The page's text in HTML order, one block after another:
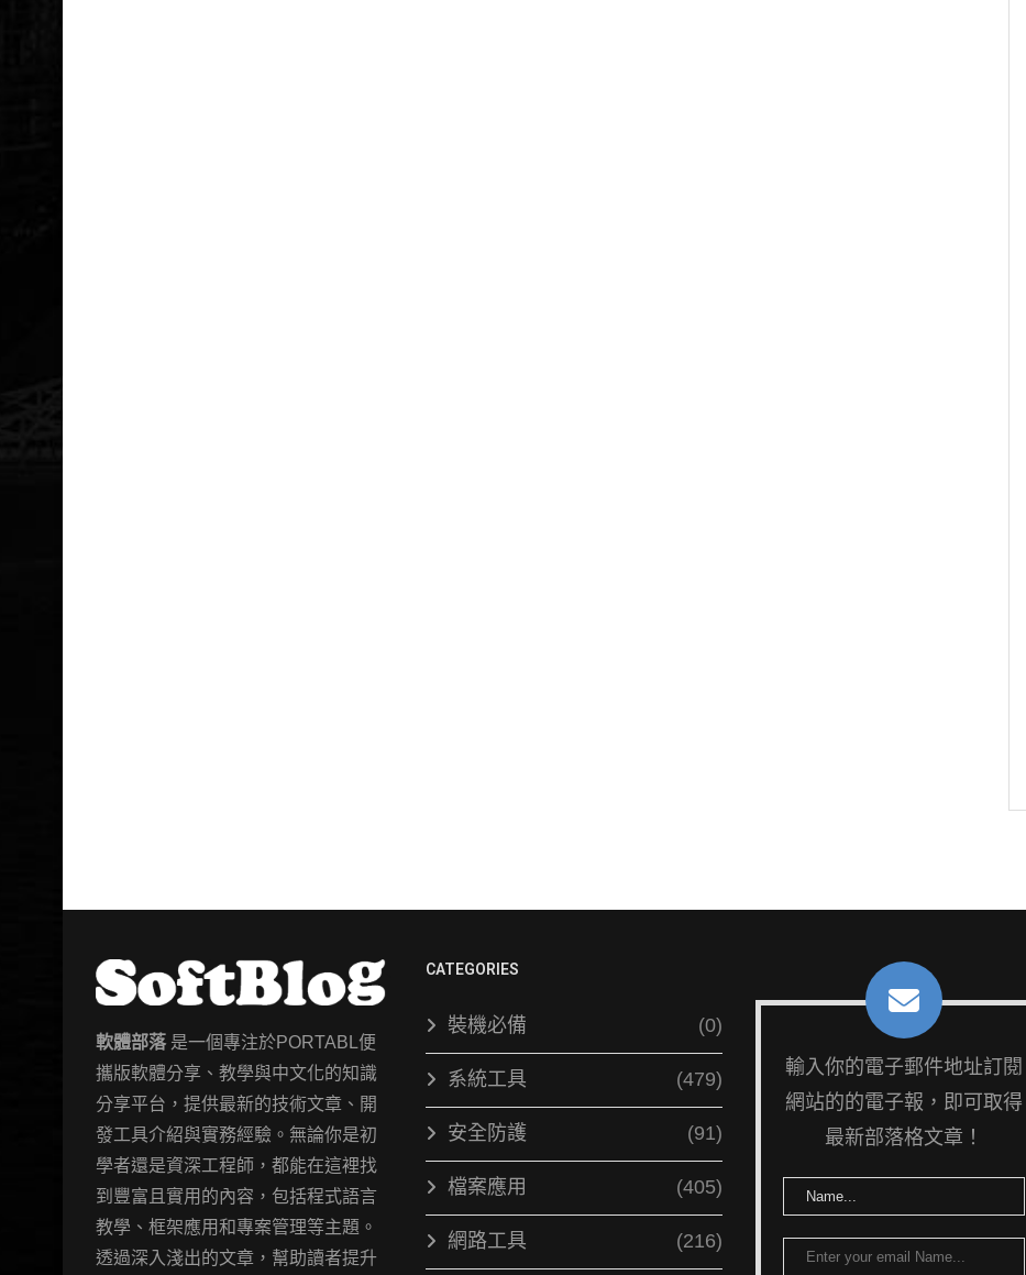
軟體部落是一個專注於PORTABL便
攜版軟體分享、教學與中文化的知識
分享平台，提供最新的技術文章、開
發工具介紹與實務經驗。無論你是初
學者還是資深工程師，都能在這裡找
到豐富且實用的內容，包括程式語言
教學、框架應用和專案管理等主題。
透過深入淺出的文章，幫助讀者提升
CATEGORIES
裝機必備 (0)
系統工具 (479)
安全防護 (91)
檔案應用 (405)
網路工具 (216)
輸入你的電子郵件地址訂閱
網站的的電子報，即可取得
最新部落格文章！